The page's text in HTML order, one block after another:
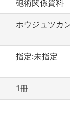
砲術関係資料
ホウジュツカ
指定:未指定
1冊